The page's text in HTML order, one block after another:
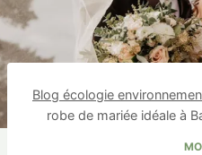
Blog écologie
robe de mariée idéale à